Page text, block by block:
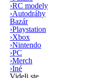
›RC modely
›Autodráhy
Bazár
›Playstation
›Xbox
›Nintendo
›PC
›Merch
›Iné
Videli ste